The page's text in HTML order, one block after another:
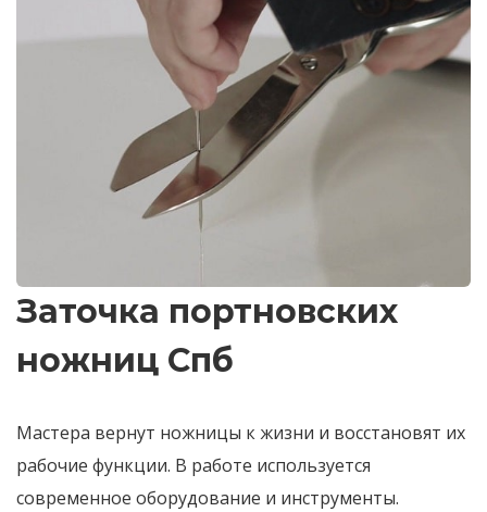
Заточка портновских
ножниц Спб
Мастера вернут ножницы к жизни и восстановят их
рабочие функции. В работе используется
современное оборудование и инструменты.